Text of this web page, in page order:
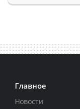
Главное
Новости